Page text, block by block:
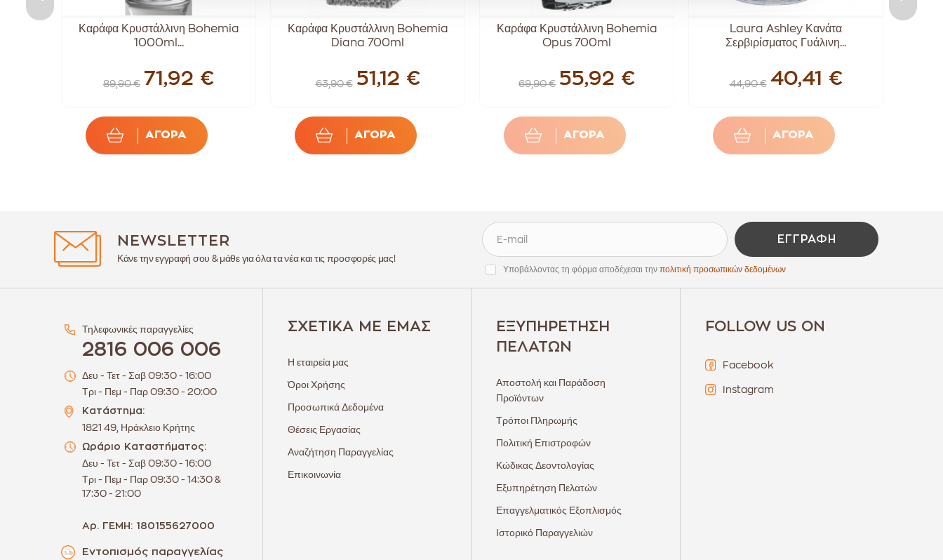
Καράφα Κρυστάλλινη Bohemia
1000ml...
89,90 € 71,92 €
ΑΓΟΡΑ
Καράφα Κρυστάλλινη Bohemia
Diana 700ml
63,90 € 51,12 €
ΑΓΟΡΑ
Καράφα Κρυστάλλινη Bohemia
Opus 700ml
69,90 € 55,92 €
ΑΓΟΡΑ
Laura Ashley Κανάτα
Σερβιρίσματος Γυάλινη...
44,90 € 40,41 €
ΑΓΟΡΑ
NEWSLETTER
Κάνε την εγγραφή σου & μάθε για όλα τα νέα και τις προσφορές μας!
ΕΓΓΡΑΦΉ
Υποβάλλοντας τη φόρμα αποδέχεσαι την πολιτική προσωπικών δεδομένων
Τηλεφωνικές παραγγελίες
2816 006 006
Δευ - Τετ - Σαβ 09:30 - 16:00
Τρι - Πεμ - Παρ 09:30 - 20:00
Κατάστημα:
1821 49, Ηράκλειο Κρήτης
Ωράριο Καταστήματος:
Δευ - Τετ - Σαβ 09:30 - 16:00
Τρι - Πεμ - Παρ 09:30 - 14:30 &
17:30 - 21:00
Αρ. ΓΕΜΗ: 180155627000
Εντοπισμός παραγγελίας
ΣΧΕΤΙΚΆ ΜΕ ΕΜΆΣ
Η εταιρεία μας
Όροι Χρήσης
Προσωπικά Δεδομένα
Θέσεις Εργασίας
Αναζήτηση Παραγγελίας
Επικοινωνία
ΕΞΥΠΗΡΈΤΗΣΗ
ΠΕΛΑΤΏΝ
Αποστολή και Παράδοση
Προϊόντων
Τρόποι Πληρωμής
Πολιτική Επιστροφών
Κώδικας Δεοντολογίας
Εξυπηρέτηση Πελατών
Επαγγελματικός Εξοπλισμός
Ιστορικό Παραγγελιών
FOLLOW US ON
Facebook
Instagram